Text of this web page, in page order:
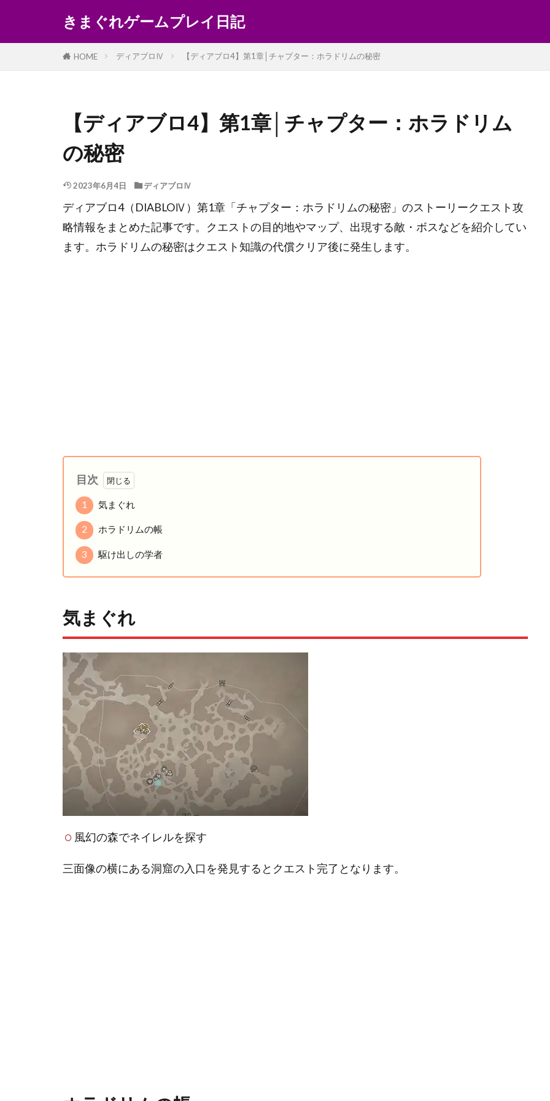
きまぐれゲームプレイ日記
HOME ディアブロⅣ 【ディアブロ4】第1章│チャプター：ホラドリムの秘密
【ディアブロ4】第1章│チャプター：ホラドリム
の秘密
2023年6月4日 ディアブロⅣ
ディアブロ4（DIABLOⅣ）第1章「チャプター：ホラドリムの秘密」のストーリークエスト攻
略情報をまとめた記事です。クエストの目的地やマップ、出現する敵・ボスなどを紹介してい
ます。ホラドリムの秘密はクエスト知識の代償クリア後に発生します。
目次
1 気まぐれ
2 ホラドリムの帳
3 駆け出しの学者
気まぐれ
風幻の森でネイレルを探す
三面像の横にある洞窟の入口を発見するとクエスト完了となります。